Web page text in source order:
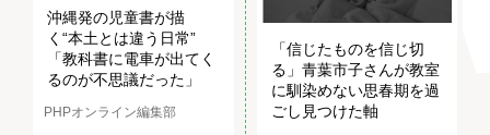
沖縄発の児童書が描
く“本土とは違う日常”
「教科書に電車が出てく
るのが不思議だった」
PHPオンライン編集部
「信じたものを信じ切
る」青葉市子さんが教室
に馴染めない思春期を過
ごし見つけた軸